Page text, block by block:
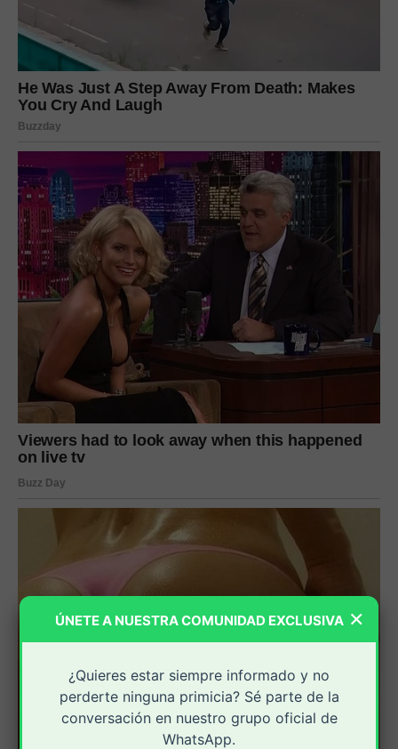
×
ÚNETE A NUESTRA COMUNIDAD EXCLUSIVA
¿Quieres estar siempre informado y no
perderte ninguna primicia? Sé parte de la
conversación en nuestro grupo oficial de
WhatsApp.